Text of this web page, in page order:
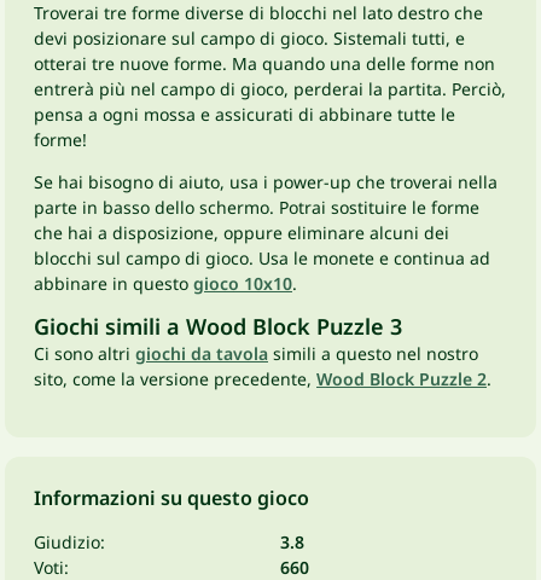
Troverai tre forme diverse di blocchi nel lato destro che
devi posizionare sul campo di gioco. Sistemali tutti, e
otterai tre nuove forme. Ma quando una delle forme non
entrerà più nel campo di gioco, perderai la partita. Perciò,
pensa a ogni mossa e assicurati di abbinare tutte le
forme!
Se hai bisogno di aiuto, usa i power-up che troverai nella
parte in basso dello schermo. Potrai sostituire le forme
che hai a disposizione, oppure eliminare alcuni dei
blocchi sul campo di gioco. Usa le monete e continua ad
abbinare in questo gioco 10x10.
Giochi simili a Wood Block Puzzle 3
Ci sono altri giochi da tavola simili a questo nel nostro
sito, come la versione precedente, Wood Block Puzzle 2.
Informazioni su questo gioco
Giudizio:
3.8
Voti:
660